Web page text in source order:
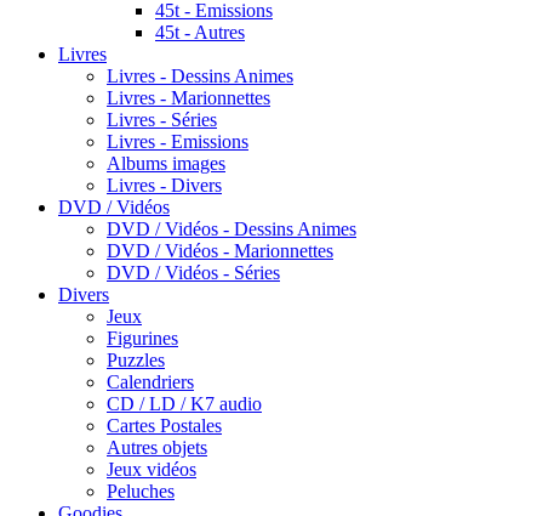
45t - Emissions
45t - Autres
Livres
Livres - Dessins Animes
Livres - Marionnettes
Livres - Séries
Livres - Emissions
Albums images
Livres - Divers
DVD / Vidéos
DVD / Vidéos - Dessins Animes
DVD / Vidéos - Marionnettes
DVD / Vidéos - Séries
Divers
Jeux
Figurines
Puzzles
Calendriers
CD / LD / K7 audio
Cartes Postales
Autres objets
Jeux vidéos
Peluches